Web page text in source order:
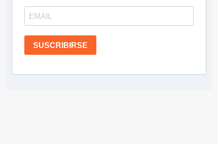
SUSCRIBIRSE